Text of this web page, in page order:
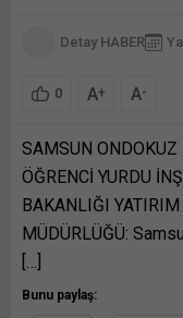
Detay HABER
0 A+ A-
SAMSUN
ÖĞRENCİ YURDU
BAKANLIĞI
MÜDÜRLÜĞÜ:
[…]
Bunu paylaş: